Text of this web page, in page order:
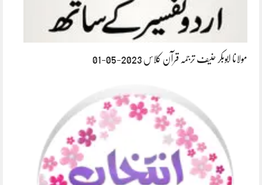
مولانا ابوبکر حنیف ترجمہ قرآن کلاس 2023-05-01